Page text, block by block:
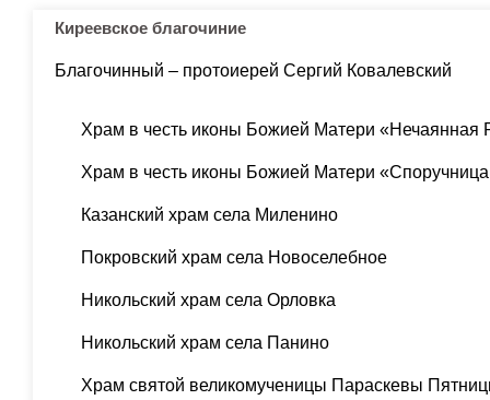
Киреевское благочиние
Благочинный – протоиерей Сергий Ковалевский
Храм в честь иконы Божией Матери «Нечаянная
Храм в честь иконы Божией Матери
Казанский храм села Миленино
Покровский храм села Новоселебное
Никольский храм села Орловка
Никольский храм села Панино
Храм святой великомученицы Параскевы